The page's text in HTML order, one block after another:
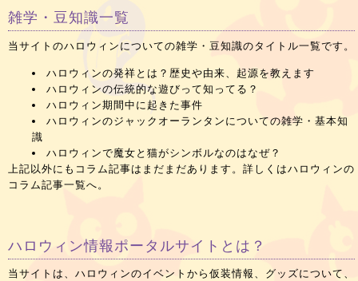
雑学・豆知識一覧
当サイトのハロウィンについての雑学・豆知識のタイトル一覧です。
ハロウィンの発祥とは？歴史や由来、起源を教えます
ハロウィンの伝統的な遊びって知ってる？
ハロウィン期間中に起きた事件
ハロウィンのジャックオーランタンについての雑学・基本知
識
ハロウィンで魔女と猫がシンボルなのはなぜ？
上記以外にもコラム記事はまだまだあります。詳しくはハロウィンの
コラム記事一覧へ。
ハロウィン情報ポータルサイトとは？
当サイトは、ハロウィンのイベントから仮装情報、グッズについて、